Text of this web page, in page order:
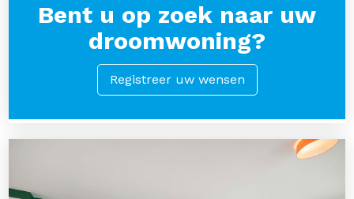
Bent u op zoek naar uw
droomwoning?
Registreer uw wensen